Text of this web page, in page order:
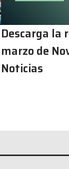
Descarga la
marzo de
Noticias